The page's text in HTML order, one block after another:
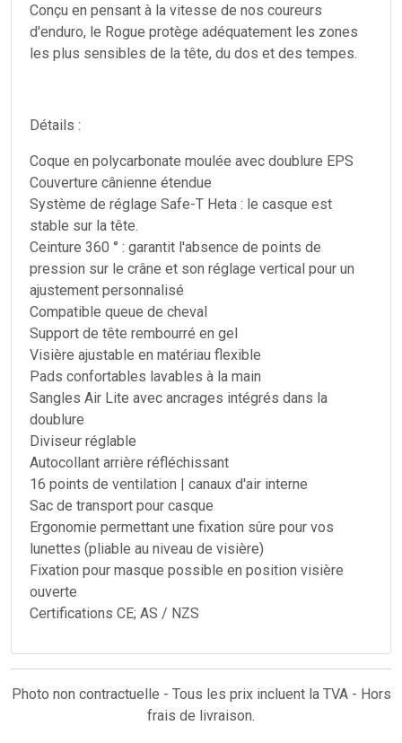
Conçu en pensant à la vitesse de nos coureurs
d'enduro, le Rogue protège adéquatement les zones
les plus sensibles de la tête, du dos et des tempes.
Détails :
Coque en polycarbonate moulée avec doublure EPS
Couverture cânienne étendue
Système de réglage Safe-T Heta : le casque est
stable sur la tête.
Ceinture 360 ° : garantit l'absence de points de
pression sur le crâne et son réglage vertical pour un
ajustement personnalisé
Compatible queue de cheval
Support de tête rembourré en gel
Visière ajustable en matériau flexible
Pads confortables lavables à la main
Sangles Air Lite avec ancrages intégrés dans la
doublure
Diviseur réglable
Autocollant arrière réfléchissant
16 points de ventilation | canaux d'air interne
Sac de transport pour casque
Ergonomie permettant une fixation sûre pour vos
lunettes (pliable au niveau de visière)
Fixation pour masque possible en position visière
ouverte
Certifications CE; AS / NZS
Photo non contractuelle - Tous les prix incluent la TVA - Hors
frais de livraison.